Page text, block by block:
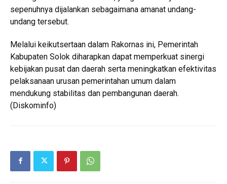
sepenuhnya dijalankan sebagaimana amanat undang-
undang tersebut.
Melalui keikutsertaan dalam Rakornas ini, Pemerintah
Kabupaten Solok diharapkan dapat memperkuat sinergi
kebijakan pusat dan daerah serta meningkatkan efektivitas
pelaksanaan urusan pemerintahan umum dalam
mendukung stabilitas dan pembangunan daerah.
(Diskominfo)